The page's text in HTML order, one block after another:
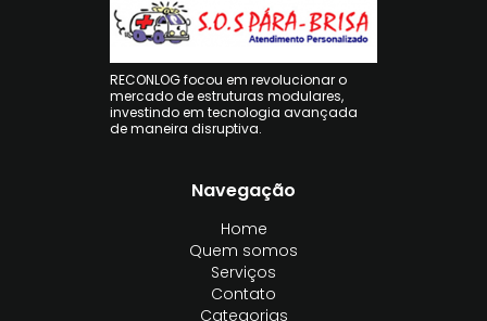
RECONLOG focou em revolucionar o
mercado de estruturas modulares,
investindo em tecnologia avançada
de maneira disruptiva.
Navegação
Home
Quem somos
Serviços
Contato
Categorias